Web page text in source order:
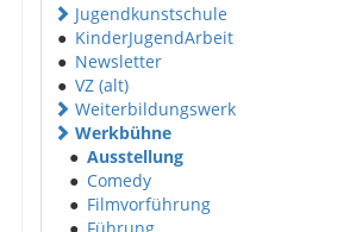
Jugendkunstschule
● KinderJugendArbeit
● Newsletter
● VZ (alt)
Weiterbildungswerk
Werkbühne
● Ausstellung
● Comedy
● Filmvorführung